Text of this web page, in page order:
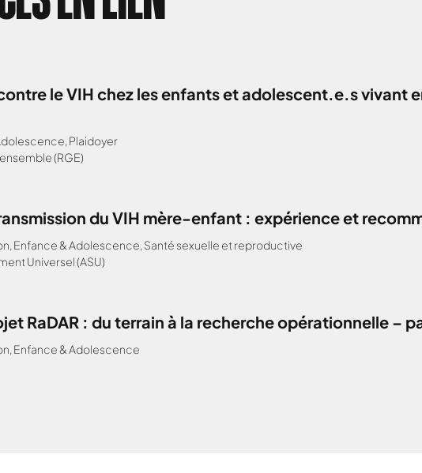
le VIH chez les enfants et adolescent.e.s vivant
, Plaidoyer
(RGE)
du VIH mère-enfant : expérience et
, Enfance & Adolescence, Santé sexuelle et reproductive
Universel (ASU)
RaDAR : du terrain à la recherche opérationnelle –
, Enfance & Adolescence